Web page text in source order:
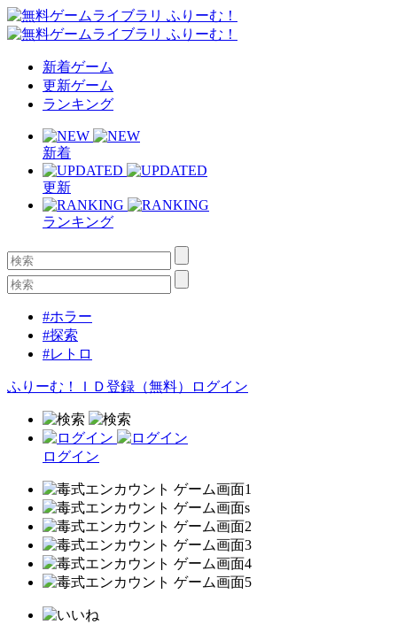
新着ゲーム
更新ゲーム
ランキング
新着
更新
ランキング
#ホラー
#探索
#レトロ
ふりーむ！ＩＤ登録（無料） ログイン
ログイン